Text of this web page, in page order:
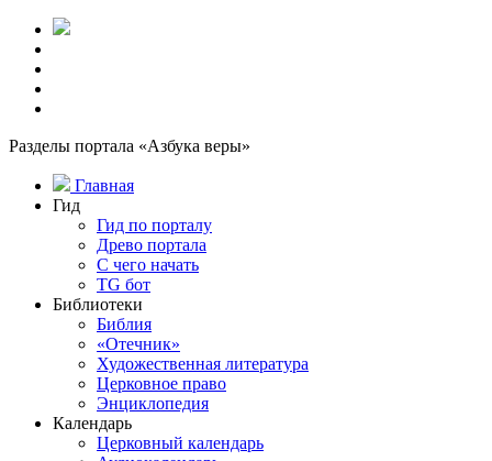
Разделы портала «Азбука веры»
Главная
Гид
Гид по порталу
Древо портала
С чего начать
TG бот
Библиотеки
Библия
«Отечник»
Художественная литература
Церковное право
Энциклопедия
Календарь
Церковный календарь